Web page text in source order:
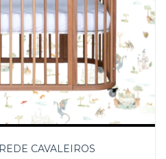
CAVALEIROS